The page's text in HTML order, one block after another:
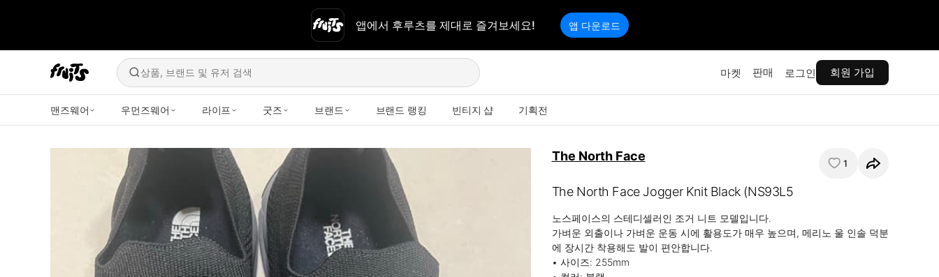
앱에서 후루츠를 제대로 즐겨보세요! 앱 다운로드
상품, 브랜드 및 유저 검색 마켓 판매 로그인 회원 가입
맨즈웨어 우먼즈웨어 라이프 굿즈 브랜드 브랜드 랭킹 빈티지 샵 기획전
The North Face 1
The North Face Jogger Knit Black (NS93L5
노스페이스의 스테디셀러인 조거 니트 모델입니다.
가벼운 외출이나 가벼운 운동 시에 활용도가 매우 높으며, 메리노 울 인솔 덕분
에 장시간 착용해도 발이 편안합니다.
• 사이즈: 255mm